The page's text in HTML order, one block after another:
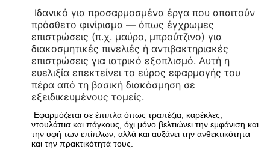
Ιδανικό για προσαρμοσμένα έργα που απαιτούν
πρόσθετο φινίρισμα — όπως έγχρωμες
επιστρώσεις (π.χ. μαύρο, μπρούτζινο) για
διακοσμητικές πινελιές ή αντιβακτηριακές
επιστρώσεις για ιατρικό εξοπλισμό. Αυτή η
ευελιξία επεκτείνει το εύρος εφαρμογής του
πέρα από τη βασική διακόσμηση σε
εξειδικευμένους τομείς.
Εφαρμόζεται σε έπιπλα όπως τραπέζια, καρέκλες,
ντουλάπια και πάγκους, όχι μόνο βελτιώνει την εμφάνιση και
την υφή των επίπλων, αλλά και αυξάνει την ανθεκτικότητα
και την πρακτικότητά τους.